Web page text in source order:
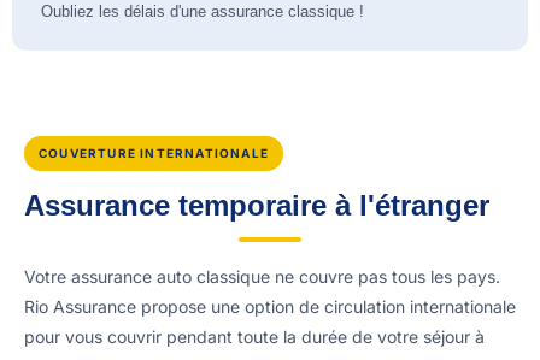
Oubliez les délais d'une assurance classique !
COUVERTURE INTERNATIONALE
Assurance temporaire à l'étranger
Votre assurance auto classique ne couvre pas tous les pays.
Rio Assurance propose une option de circulation internationale
pour vous couvrir pendant toute la durée de votre séjour à